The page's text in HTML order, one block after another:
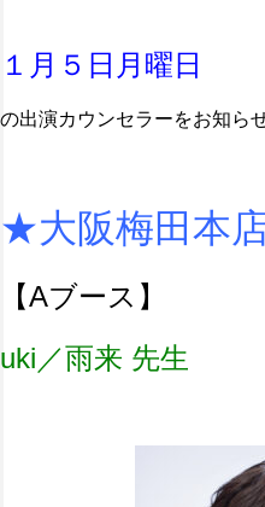
１月５日月曜日
の出演カウンセラーをお知ら
★大阪梅田本
【Aブース】
uki／雨来 先生